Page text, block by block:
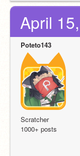
April
Poteto143
Scratcher
1000+ posts